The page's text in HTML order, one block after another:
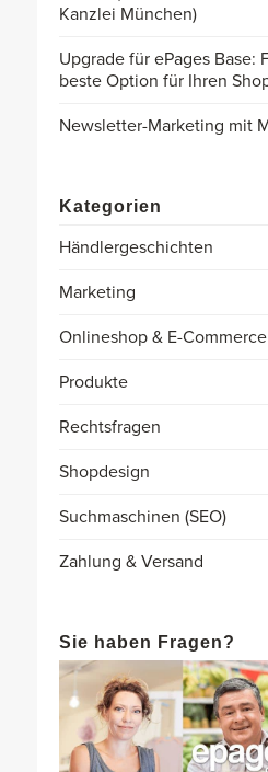
Kanzlei München)
Upgrade für ePages Base:
beste Option für Ihren
Newsletter-Marketing mit
Kategorien
Händlergeschichten
Marketing
Onlineshop & E-Commerce
Produkte
Rechtsfragen
Shopdesign
Suchmaschinen (SEO)
Zahlung & Versand
Sie haben Fragen?